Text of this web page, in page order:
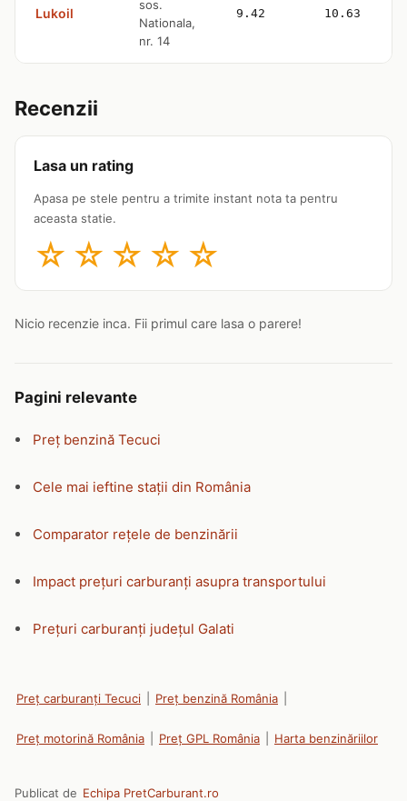
Lukoil
sos.
Nationala,
nr. 14
9.42 10.63
Recenzii
Lasa un rating
Apasa pe stele pentru a trimite instant nota ta pentru
aceasta statie.
☆ ☆ ☆ ☆ ☆
Nicio recenzie inca. Fii primul care lasa o parere!
Pagini relevante
Preț benzină Tecuci
Cele mai ieftine stații din România
Comparator rețele de benzinării
Impact prețuri carburanți asupra transportului
Prețuri carburanți județul Galati
Preț carburanți Tecuci Preț benzină România
Preț motorină România Preț GPL România Harta benzinăriilor
Publicat de Echipa PretCarburant.ro